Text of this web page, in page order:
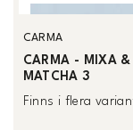
CARMA
CARMA - MIXA &
MATCHA 3
Finns i flera